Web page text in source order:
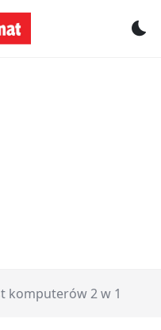
komputerów 2 w 1